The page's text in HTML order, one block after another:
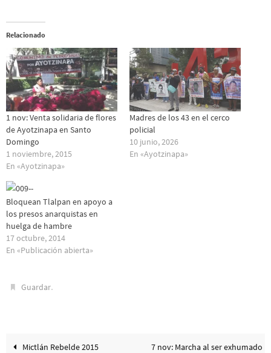
Relacionado
1 nov: Venta solidaria de flores
de Ayotzinapa en Santo
Domingo
1 noviembre, 2015
En «Ayotzinapa»
Madres de los 43 en el cerco
policial
10 junio, 2026
En «Ayotzinapa»
Bloquean Tlalpan en apoyo a
los presos anarquistas en
huelga de hambre
17 octubre, 2014
En «Publicación abierta»
Guardar.
Mictlán Rebelde 2015
7 nov: Marcha al ser exhumado